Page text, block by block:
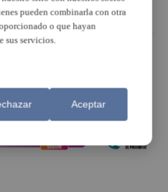
pueden combinarla con otra
o que hayan
sus servicios.
Aceptar